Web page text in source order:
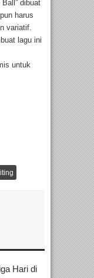
Ball” dibuat
harus
variatif.
lagu ini
untuk
Hari di